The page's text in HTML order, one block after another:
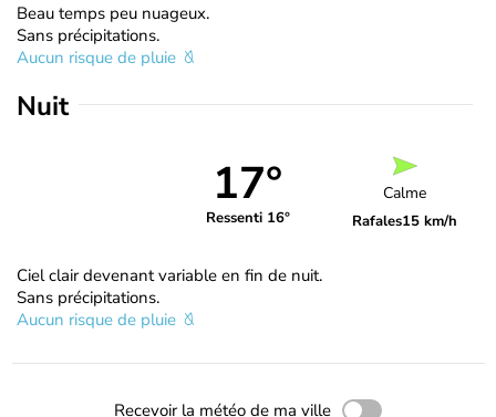
Beau temps peu nuageux.
Sans précipitations.
Aucun risque de pluie
Nuit
17°
Ressenti 16°
Calme
Rafales15 km/h
Ciel clair devenant variable en fin de nuit.
Sans précipitations.
Aucun risque de pluie
Recevoir la météo de ma ville